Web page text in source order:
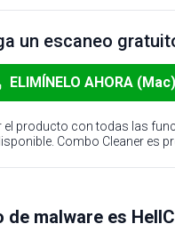
un escaneo
ELIMÍNELO AHORA (Mac)
el producto con todas las
Combo Cleaner es
de malware es